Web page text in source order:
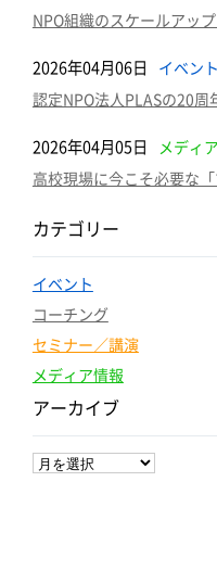
NPO組織のスケールアッ
2026年04月06日
イベント
認定NPO法人PLASの20周
2026年04月05日
メディ
高校現場に今こそ必要な
カテゴリー
イベント
コーチング
セミナー／講演
メディア情報
アーカイブ